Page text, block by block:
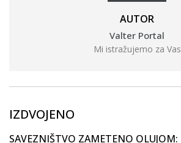
AUTOR
Valter Portal
Mi istražujemo za Vas
IZDVOJENO
SAVEZNIŠTVO ZAMETENO OLUJOM: